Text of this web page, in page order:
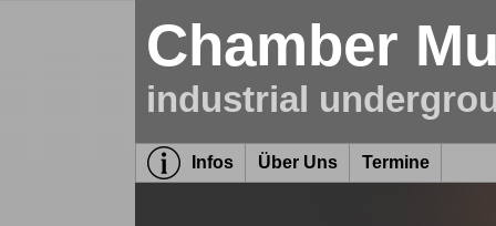
Chamber
industrial
Infos Über Uns Termine